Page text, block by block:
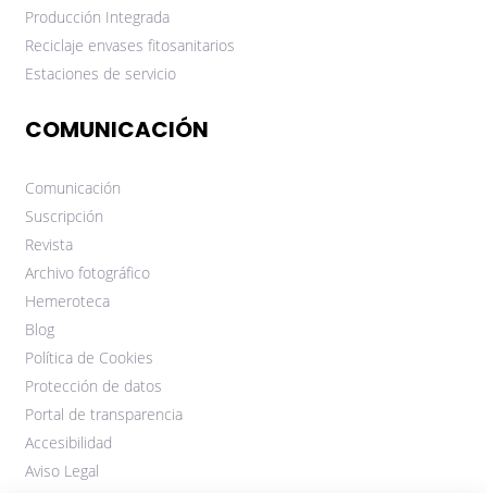
Producción Integrada
Reciclaje envases fitosanitarios
Estaciones de servicio
COMUNICACIÓN
Comunicación
Suscripción
Revista
Archivo fotográfico
Hemeroteca
Blog
Política de Cookies
Protección de datos
Portal de transparencia
Accesibilidad
Aviso Legal